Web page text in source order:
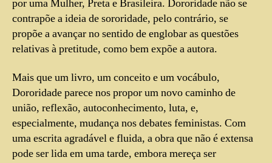
por uma Mulher, Preta e Brasileira. Dororidade não se
contrapõe a ideia de sororidade, pelo contrário, se
propõe a avançar no sentido de englobar as questões
relativas à pretitude, como bem expõe a autora.
Mais que um livro, um conceito e um vocábulo,
Dororidade parece nos propor um novo caminho de
união, reflexão, autoconhecimento, luta, e,
especialmente, mudança nos debates feministas. Com
uma escrita agradável e fluida, a obra que não é extensa
pode ser lida em uma tarde, embora mereça ser